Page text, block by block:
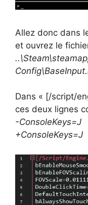
Allez donc dans
et ouvrez le
Dans « [/script/
ces deux lignes
-ConsoleKeys=J
+ConsoleKeys=J